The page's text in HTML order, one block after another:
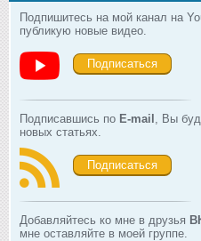
Подпишитесь на мой канал на
публикую новые видео.
Подписаться
Подписавшись по E-mail
, Вы
новых статьях.
Подписаться
Добавляйтесь ко мне в друзья
мне оставляйте в моей группе.